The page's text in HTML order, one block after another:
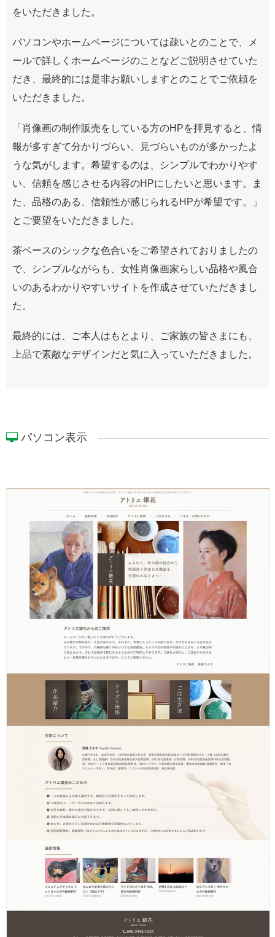
をいただきました。
パソコンやホームページについては疎いとのことで、メ
ールで詳しくホームページのことなどご説明させていた
だき、最終的には是非お願いしますとのことでご依頼を
いただきました。
「肖像画の制作販売をしている方のHPを拝見すると、情
報が多すぎて分かりづらい、見づらいものが多かったよ
うな気がします。希望するのは、シンプルでわかりやす
い、信頼を感じさせる内容のHPにしたいと思います。ま
た、品格のある、信頼性が感じられるHPが希望です。」
とご要望をいただきました。
茶ベースのシックな色合いをご希望されておりましたの
で、シンプルながらも、女性肖像画家らしい品格や風合
いのあるわかりやすいサイトを作成させていただきまし
た。
最終的には、ご本人はもとより、ご家族の皆さまにも、
上品で素敵なデザインだと気に入っていただきました。
パソコン表示